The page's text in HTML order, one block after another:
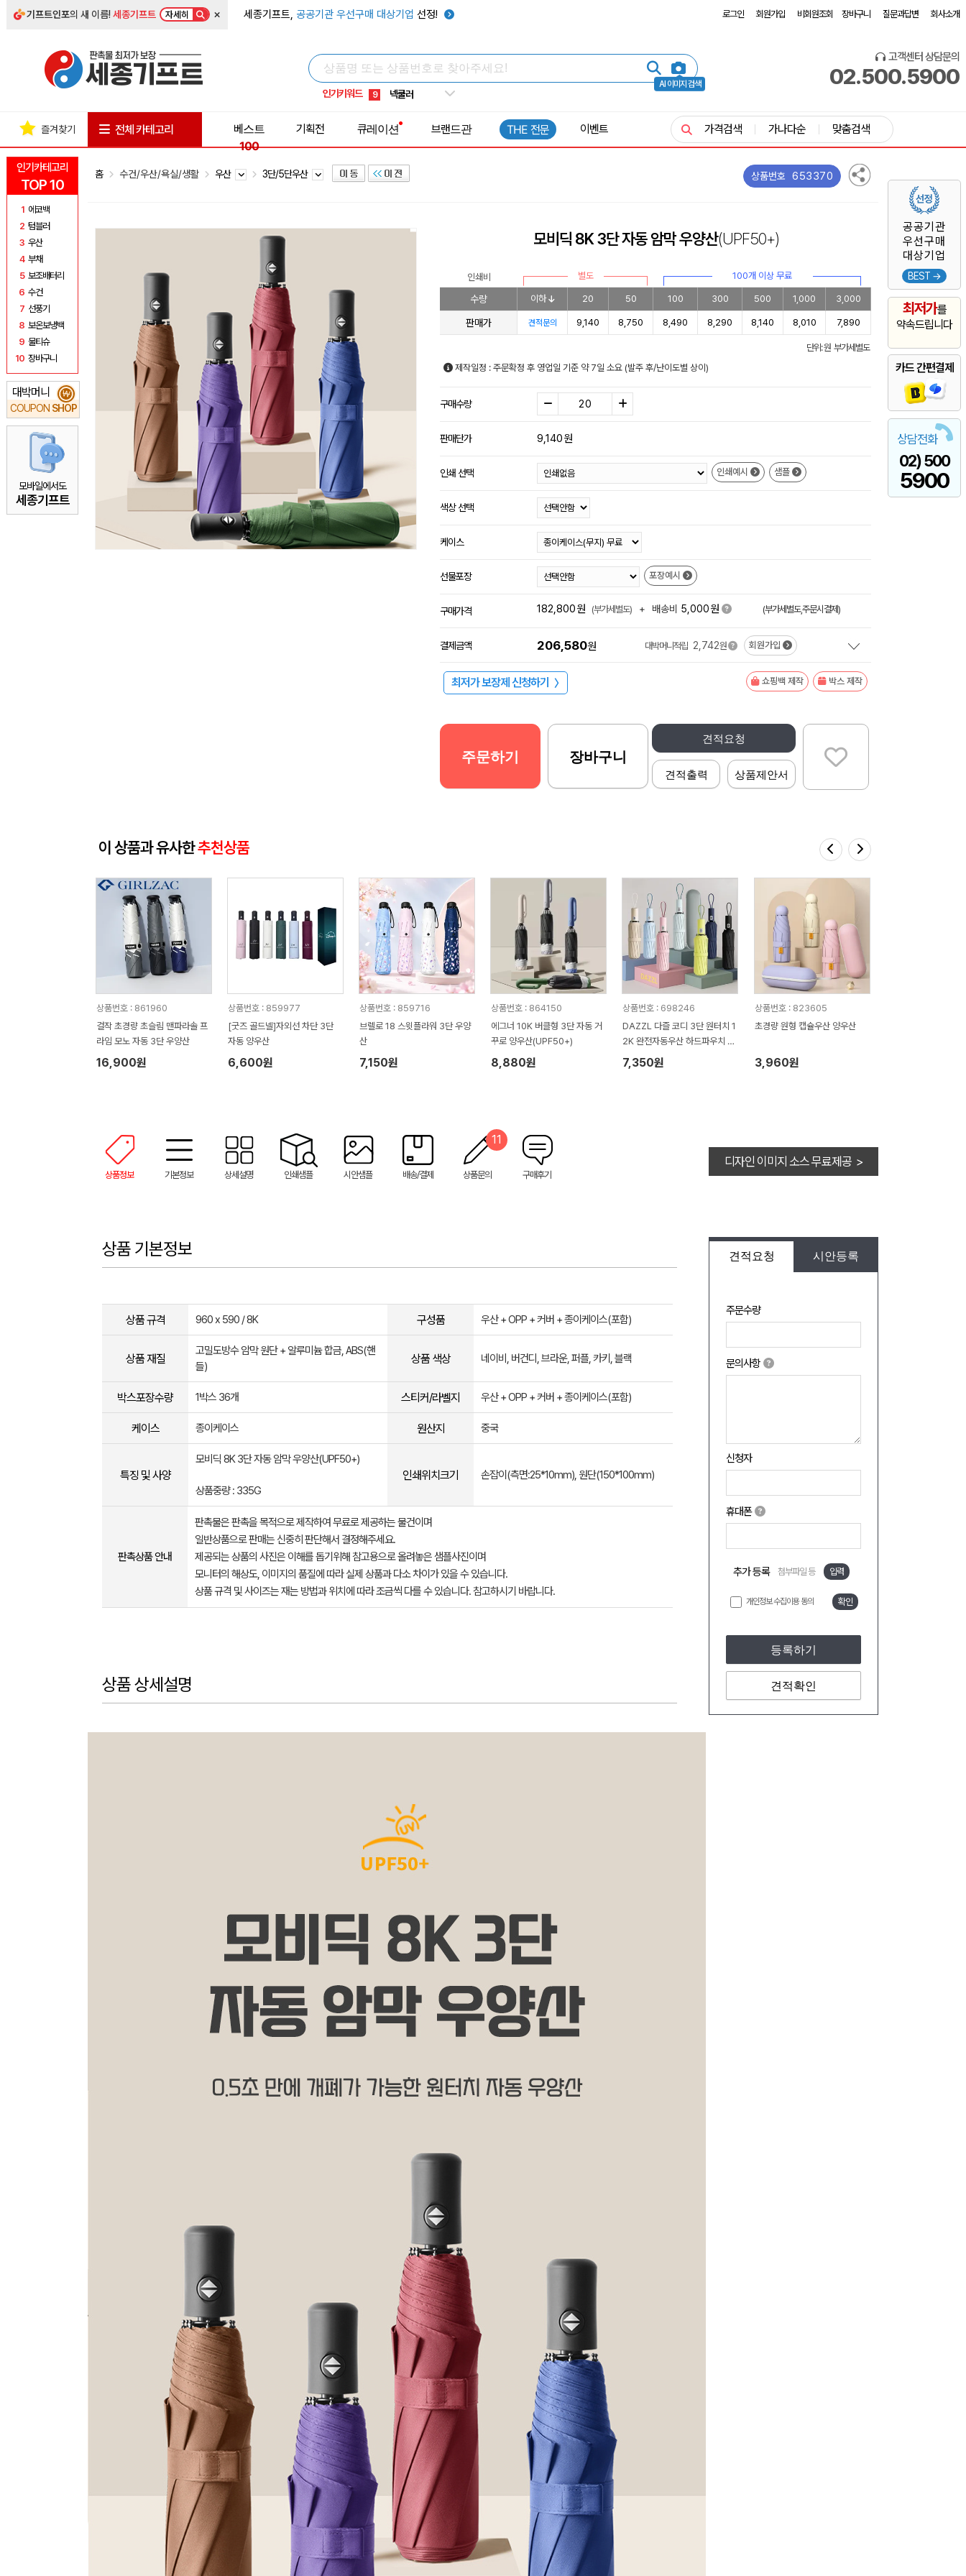
기프트인포의 새 이름!세종기프트 자세히 × 세종기프트, 공공기관 우선구매 대상기업 선정! 로그인 회원가입 비회원조회 장바구니 질문과답변 회사소개
AI 이미지 검색
인기키워드
5 키캡
8 쿨토시
9 넥쿨러
1 선풍기
고객센터 상담문의
02.500.5900
인기카테고리
TOP 10
1 에코백
2 텀블러
3 우산
4 부채
5 보조배터리
6 수건
7 선풍기
8 보온보냉백
9 물티슈
10 장바구니
대박머니
COUPON SHOP
₩
모바일에서도
세종기프트
공공기관
우선구매
대상기업
BEST →
최저가를
약속드립니다
카드 간편결제
상담전화
02) 500
5900
즐겨찾기 전체 카테고리
베스트
100
기획전 큐레이션 브랜드관 THE 전문 이벤트 가격검색 가나다순 맞춤검색
홈 수건/우산/욕실/생활 우산 3단/5단우산 상품번호 653370
모비딕 8K 3단 자동 암막 우양산(UPF50+)
인쇄비 별도 100개 이상 무료
수량 이하 20 50 100 300 500 1,000 3,000
판매가 견적문의 9,140 8,750 8,490 8,290 8,140 8,010 7,890
단위: 원 부가세별도
제작일정 : 주문확정 후 영업일 기준 약 7일 소요 (발주 후/난이도별 상이)
구매수량
판매단가 9,140원
인쇄 선택 인쇄예시 샘플
색상 선택
케이스
선물포장 포장예시
구매가격 182,800원 (부가세별도) + 배송비 5,000원 (부가세별도,주문시결제)
결제금액 206,580원 대박머니적립 2,742원 회원가입
최저가 보장제 신청하기 〉 쇼핑백 제작 박스 제작
견적요청
견적출력 상품제안서
주문하기 장바구니
이 상품과 유사한추천상품
상품번호 : 861960
걸작 초경량 초슬림 맨파라솔 프
라임 모노 자동 3단 우양산
16,900원
상품번호 : 859977
[굿즈 골드넬]자외선 차단 3단
자동 양우산
6,600원
상품번호 : 859716
브렐로 18 스윗플라워 3단 우양
산
7,150원
상품번호 : 864150
에그너 10K 버클형 3단 자동 거
꾸로 양우산(UPF50+)
8,880원
상품번호 : 698246
DAZZL 다즐 코디 3단 원터치 1
2K 완전자동우산 하드파우치 포
함 (풀칼라인쇄)
7,350원
상품번호 : 823605
초경량 원형 캡슐우산 양우산
3,960원
상품정보 기본정보 상세설명 인쇄샘플 시안샘플 배송/결제 상품문의
11
구매후기
디자인 이미지 소스 무료제공 >
견적요청 시안등록
주문수량
문의사항
신청자
휴대폰
추가 등록 첨부파일 등 입력
개인정보 수집이용 동의 확인
등록하기
견적확인
상품 기본정보
상품 규격 960 x 590 / 8K 구성품 우산 + OPP + 커버 + 종이케이스(포함)
상품 재질
고밀도방수 암막 원단 + 알루미늄 합금, ABS(핸
들)
상품 색상 네이비, 버건디, 브라운, 퍼플, 카키, 블랙
박스포장수량 1박스 36개 스티커/라벨지 우산 + OPP + 커버 + 종이케이스(포함)
케이스 종이케이스 원산지 중국
특징 및 사양
모비딕 8K 3단 자동 암막 우양산(UPF50+)
상품중량 : 335G
인쇄위치크기 손잡이(측면:25*10mm), 원단(150*100mm)
판촉상품 안내
판촉물은 판촉을 목적으로 제작하여 무료로 제공하는 물건이며
일반상품으로 판매는 신중히 판단해서 결정해주세요.
제공되는 상품의 사진은 이해를 돕기위해 참고용으로 올려놓은 샘플사진이며
모니터의 해상도, 이미지의 품질에 따라 실제 상품과 다소 차이가 있을 수 있습니다.
상품 규격 및 사이즈는 재는 방법과 위치에 따라 조금씩 다를 수 있습니다. 참고하시기 바랍니다.
상품 상세설명